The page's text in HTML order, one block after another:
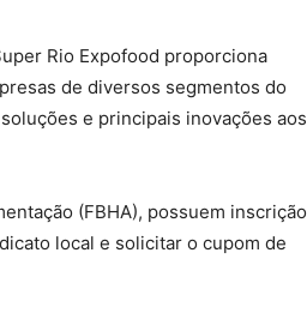
Rio Expofood proporciona
de diversos segmentos do
e principais inovações aos
(FBHA), possuem inscrição
local e solicitar o cupom de